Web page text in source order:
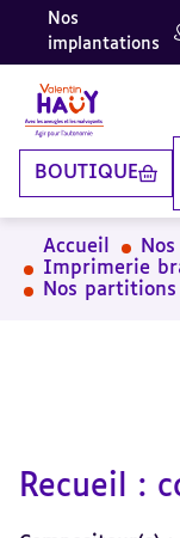
Aller
contenu
principal
Aller
pied
de
page
Aller
la
recherche
Nos
implantations
BOUTIQUE
Accueil
Imprimerie
Nos partitions
Recueil :